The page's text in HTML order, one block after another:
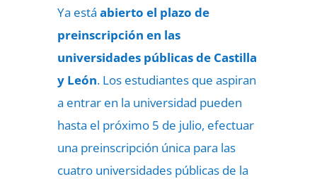
Ya está abierto el plazo de
preinscripción en las
universidades públicas de Castilla
y León. Los estudiantes que aspiran
a entrar en la universidad pueden
hasta el próximo 5 de julio, efectuar
una preinscripción única para las
cuatro universidades públicas de la